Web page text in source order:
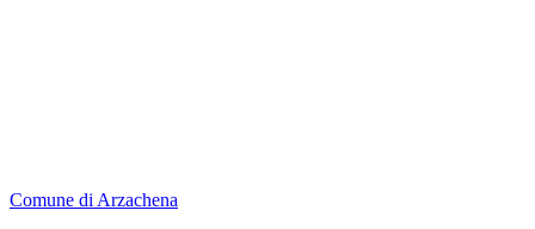
Comune di Arzachena